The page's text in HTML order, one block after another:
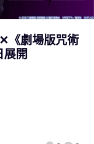
《劇場版咒術
開